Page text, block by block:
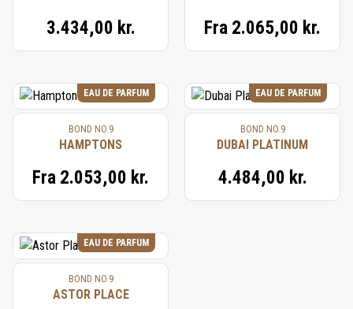
3.434,00 kr. Fra 2.065,00 kr.
EAU DE PARFUM
BOND NO.9
HAMPTONS
Fra 2.053,00 kr.
EAU DE PARFUM
BOND NO.9
DUBAI PLATINUM
4.484,00 kr.
EAU DE PARFUM
BOND NO.9
ASTOR PLACE